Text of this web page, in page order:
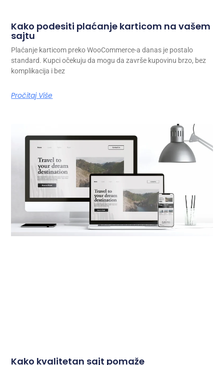
Kako podesiti plaćanje karticom na vašem
sajtu
Plaćanje karticom preko WooCommerce-a danas je postalo
standard. Kupci očekuju da mogu da završe kupovinu brzo, bez
komplikacija i bez
Pročitaj Više
Kako kvalitetan sajt pomaže